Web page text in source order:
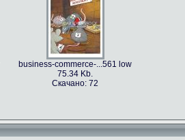
business-commerce-...561 low
75.34 Kb.
Скачано: 72